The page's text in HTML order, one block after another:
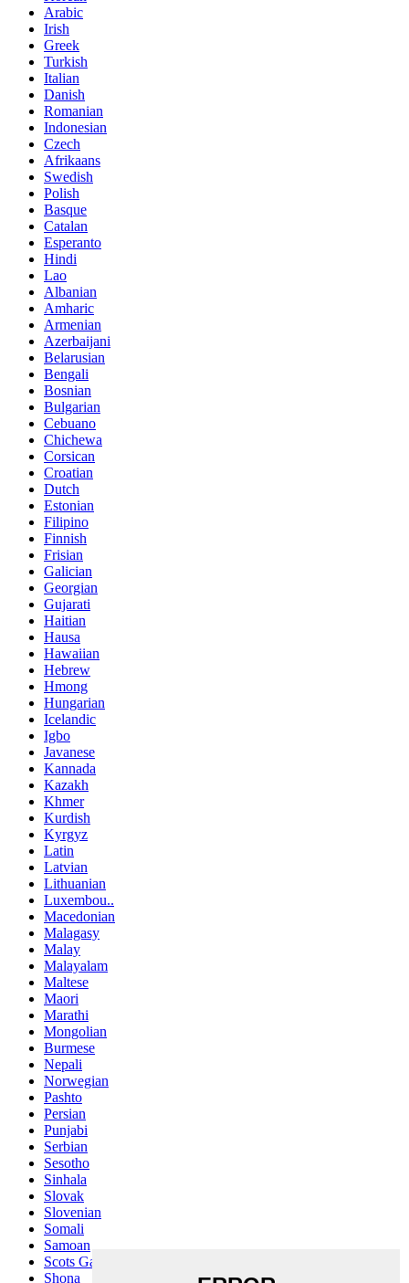
Arabic
Irish
Greek
Turkish
Italian
Danish
Romanian
Indonesian
Czech
Afrikaans
Swedish
Polish
Basque
Catalan
Esperanto
Hindi
Lao
Albanian
Amharic
Armenian
Azerbaijani
Belarusian
Bengali
Bosnian
Bulgarian
Cebuano
Chichewa
Corsican
Croatian
Dutch
Estonian
Filipino
Finnish
Frisian
Galician
Georgian
Gujarati
Haitian
Hausa
Hawaiian
Hebrew
Hmong
Hungarian
Icelandic
Igbo
Javanese
Kannada
Kazakh
Khmer
Kurdish
Kyrgyz
Latin
Latvian
Lithuanian
Luxembou..
Macedonian
Malagasy
Malay
Malayalam
Maltese
Maori
Marathi
Mongolian
Burmese
Nepali
Norwegian
Pashto
Persian
Punjabi
Serbian
Sesotho
Sinhala
Slovak
Slovenian
Somali
Samoan
Scots Gaelic
Shona